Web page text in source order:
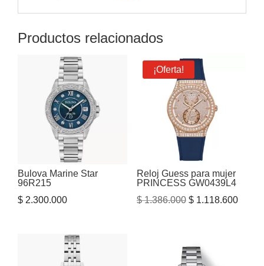
Productos relacionados
Bulova Marine Star
96R215
$ 2.300.000
¡Oferta!
Reloj Guess para mujer
PRINCESS GW0439L4
$1.386.000 El
era:
$ 1.386.000.
$1.118.600El